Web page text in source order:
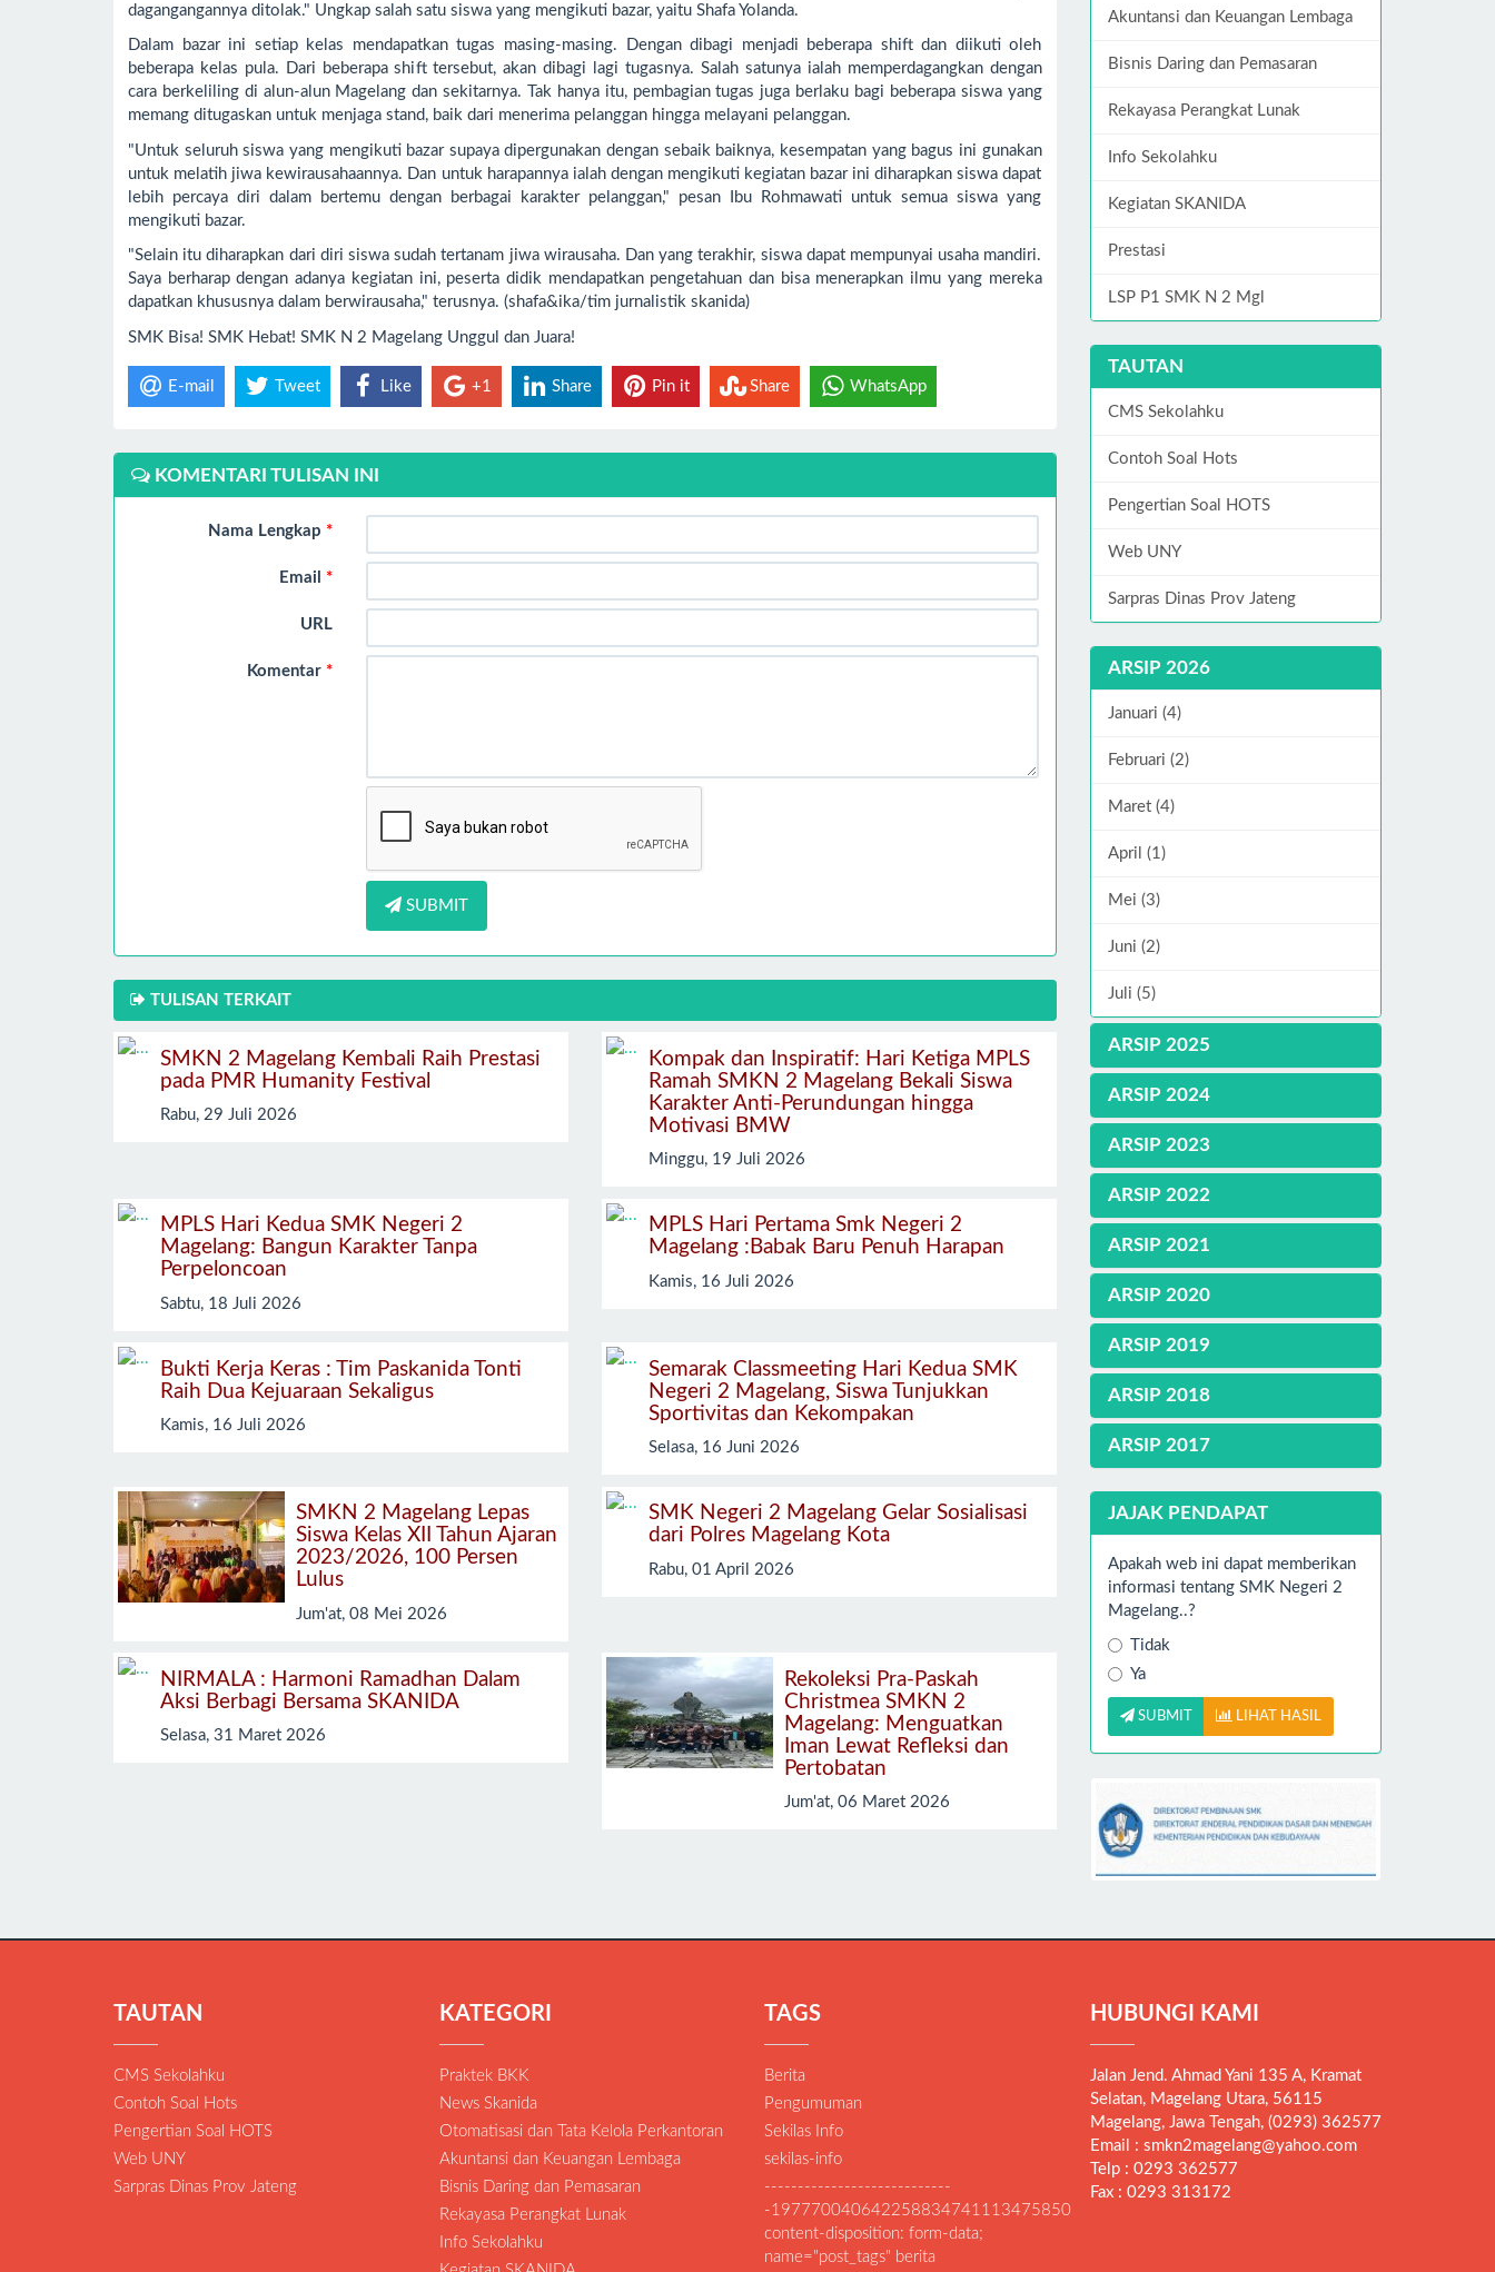
dagangangannya ditolak." Ungkap salah satu siswa yang mengikuti bazar, yaitu Shafa Yolanda.
Dalam bazar ini setiap kelas mendapatkan tugas masing-masing. Dengan dibagi menjadi beberapa shift dan diikuti oleh
beberapa kelas pula. Dari beberapa shift tersebut, akan dibagi lagi tugasnya. Salah satunya ialah memperdagangkan dengan
cara berkeliling di alun-alun Magelang dan sekitarnya. Tak hanya itu, pembagian tugas juga berlaku bagi beberapa siswa yang
memang ditugaskan untuk menjaga stand, baik dari menerima pelanggan hingga melayani pelanggan.
"Untuk seluruh siswa yang mengikuti bazar supaya dipergunakan dengan sebaik baiknya, kesempatan yang bagus ini gunakan
untuk melatih jiwa kewirausahaannya. Dan untuk harapannya ialah dengan mengikuti kegiatan bazar ini diharapkan siswa dapat
lebih percaya diri dalam bertemu dengan berbagai karakter pelanggan," pesan Ibu Rohmawati untuk semua siswa yang
mengikuti bazar.
"Selain itu diharapkan dari diri siswa sudah tertanam jiwa wirausaha. Dan yang terakhir, siswa dapat mempunyai usaha mandiri.
Saya berharap dengan adanya kegiatan ini, peserta didik mendapatkan pengetahuan dan bisa menerapkan ilmu yang mereka
dapatkan khususnya dalam berwirausaha," terusnya. (shafa&ika/tim jurnalistik skanida)
SMK Bisa! SMK Hebat! SMK N 2 Magelang Unggul dan Juara!
E-mail Tweet Like +1 Share Pin it Share WhatsApp
KOMENTARI TULISAN INI
Nama Lengkap *
Email *
URL
Komentar *
SUBMIT
TULISAN TERKAIT
SMKN 2 Magelang Kembali Raih Prestasi
pada PMR Humanity Festival
Rabu, 29 Juli 2026
Kompak dan Inspiratif: Hari Ketiga MPLS
Ramah SMKN 2 Magelang Bekali Siswa
Karakter Anti-Perundungan hingga
Motivasi BMW
Minggu, 19 Juli 2026
MPLS Hari Kedua SMK Negeri 2
Magelang: Bangun Karakter Tanpa
Perpeloncoan
Sabtu, 18 Juli 2026
MPLS Hari Pertama Smk Negeri 2
Magelang :Babak Baru Penuh Harapan
Kamis, 16 Juli 2026
Bukti Kerja Keras : Tim Paskanida Tonti
Raih Dua Kejuaraan Sekaligus
Kamis, 16 Juli 2026
Semarak Classmeeting Hari Kedua SMK
Negeri 2 Magelang, Siswa Tunjukkan
Sportivitas dan Kekompakan
Selasa, 16 Juni 2026
SMKN 2 Magelang Lepas
Siswa Kelas XII Tahun Ajaran
2023/2026, 100 Persen
Lulus
Jum'at, 08 Mei 2026
SMK Negeri 2 Magelang Gelar Sosialisasi
dari Polres Magelang Kota
Rabu, 01 April 2026
NIRMALA : Harmoni Ramadhan Dalam
Aksi Berbagi Bersama SKANIDA
Selasa, 31 Maret 2026
Rekoleksi Pra-Paskah
Christmea SMKN 2
Magelang: Menguatkan
Iman Lewat Refleksi dan
Pertobatan
Jum'at, 06 Maret 2026
Akuntansi dan Keuangan Lembaga
Bisnis Daring dan Pemasaran
Rekayasa Perangkat Lunak
Info Sekolahku
Kegiatan SKANIDA
Prestasi
LSP P1 SMK N 2 Mgl
TAUTAN
CMS Sekolahku
Contoh Soal Hots
Pengertian Soal HOTS
Web UNY
Sarpras Dinas Prov Jateng
ARSIP 2026
Januari (4)
Februari (2)
Maret (4)
April (1)
Mei (3)
Juni (2)
Juli (5)
ARSIP 2025
ARSIP 2024
ARSIP 2023
ARSIP 2022
ARSIP 2021
ARSIP 2020
ARSIP 2019
ARSIP 2018
ARSIP 2017
JAJAK PENDAPAT
Apakah web ini dapat memberikan
informasi tentang SMK Negeri 2
Magelang..?
Tidak
Ya
SUBMIT LIHAT HASIL
TAUTAN
CMS Sekolahku
Contoh Soal Hots
Pengertian Soal HOTS
Web UNY
Sarpras Dinas Prov Jateng
KATEGORI
Praktek BKK
News Skanida
Otomatisasi dan Tata Kelola Perkantoran
Akuntansi dan Keuangan Lembaga
Bisnis Daring dan Pemasaran
Rekayasa Perangkat Lunak
Info Sekolahku
TAGS
Berita
Pengumuman
Sekilas Info
sekilas-info
----------------------------
-197770040642258834741113475850
content-disposition: form-data;
name="post_tags" berita
HUBUNGI KAMI
Jalan Jend. Ahmad Yani 135 A, Kramat
Selatan, Magelang Utara, 56115
Magelang, Jawa Tengah, (0293) 362577
Email : smkn2magelang@yahoo.com
Telp : 0293 362577
Fax : 0293 313172